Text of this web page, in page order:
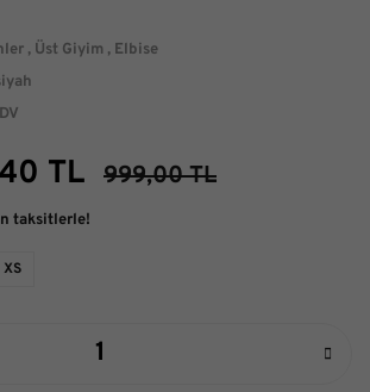
, Üst Giyim , Elbise
TL 999,00 TL
taksitlerle!
XS